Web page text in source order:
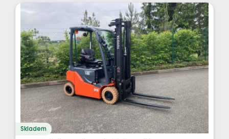
Skladem